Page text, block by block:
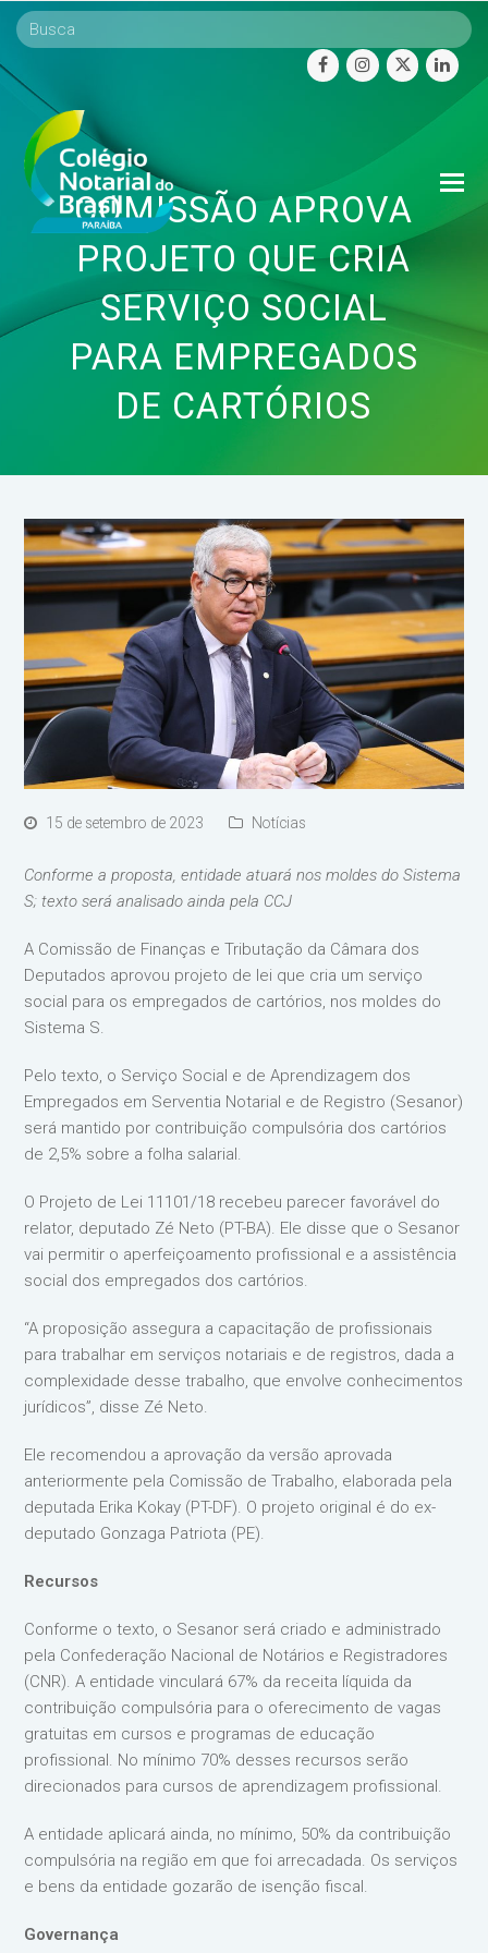
facebookinstagram
twitter
COMISSÃO APROVA
PROJETO QUE CRIA
SERVIÇO SOCIAL
PARA EMPREGADOS
DE CARTÓRIOS
15 de setembro de 2023 Notícias
Conforme a proposta, entidade atuará nos moldes do Sistema
S; texto será analisado ainda pela CCJ
A Comissão de Finanças e Tributação da Câmara dos
Deputados aprovou projeto de lei que cria um serviço
social para os empregados de cartórios, nos moldes do
Sistema S.
Pelo texto, o Serviço Social e de Aprendizagem dos
Empregados em Serventia Notarial e de Registro (Sesanor)
será mantido por contribuição compulsória dos cartórios
de 2,5% sobre a folha salarial.
O Projeto de Lei 11101/18 recebeu parecer favorável do
relator, deputado Zé Neto (PT-BA). Ele disse que o Sesanor
vai permitir o aperfeiçoamento profissional e a assistência
social dos empregados dos cartórios.
“A proposição assegura a capacitação de profissionais
para trabalhar em serviços notariais e de registros, dada a
complexidade desse trabalho, que envolve conhecimentos
jurídicos”, disse Zé Neto.
Ele recomendou a aprovação da versão aprovada
anteriormente pela Comissão de Trabalho, elaborada pela
deputada Erika Kokay (PT-DF). O projeto original é do ex-
deputado Gonzaga Patriota (PE).
Recursos
Conforme o texto, o Sesanor será criado e administrado
pela Confederação Nacional de Notários e Registradores
(CNR). A entidade vinculará 67% da receita líquida da
contribuição compulsória para o oferecimento de vagas
gratuitas em cursos e programas de educação
profissional. No mínimo 70% desses recursos serão
direcionados para cursos de aprendizagem profissional.
A entidade aplicará ainda, no mínimo, 50% da contribuição
compulsória na região em que foi arrecadada. Os serviços
e bens da entidade gozarão de isenção fiscal.
Governança